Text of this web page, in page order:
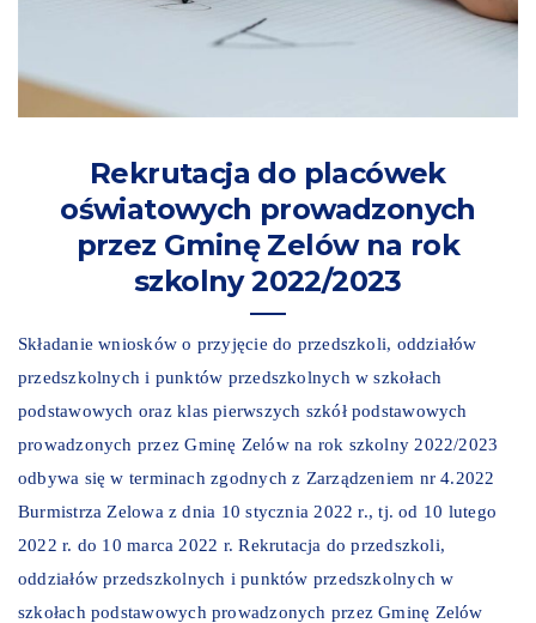
Rekrutacja do placówek
oświatowych prowadzonych
przez Gminę Zelów na rok
szkolny 2022/2023
Składanie wniosków o przyjęcie do przedszkoli, oddziałów
przedszkolnych i punktów przedszkolnych w szkołach
podstawowych oraz klas pierwszych szkół podstawowych
prowadzonych przez Gminę Zelów na rok szkolny 2022/2023
odbywa się w terminach zgodnych z Zarządzeniem nr 4.2022
Burmistrza Zelowa z dnia 10 stycznia 2022 r., tj. od 10 lutego
2022 r. do 10 marca 2022 r. Rekrutacja do przedszkoli,
oddziałów przedszkolnych i punktów przedszkolnych w
szkołach podstawowych prowadzonych przez Gminę Zelów